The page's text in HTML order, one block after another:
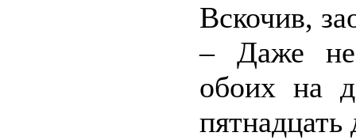
Вскочив,
– Даже не
обоих на
пятнадцать